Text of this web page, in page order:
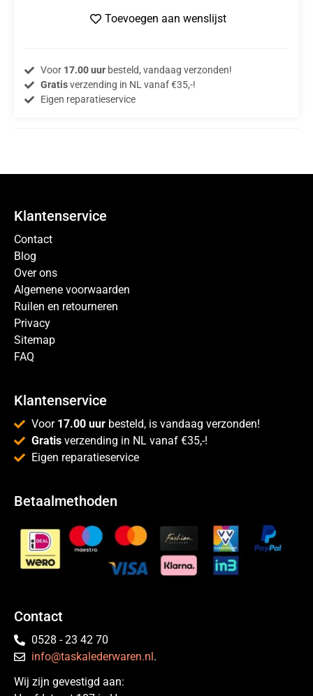
Toevoegen aan wenslijst
Voor 17.00 uurbesteld, vandaag verzonden!
Gratisverzending in NL vanaf €35,-!
Eigen reparatieservice
Klantenservice
Contact
Blog
Over ons
Algemene voorwaarden
Ruilen en retourneren
Privacy
Sitemap
FAQ
Klantenservice
Voor 17.00 uur besteld, is vandaag verzonden!
Gratis verzending in NL vanaf €35,-!
Eigen reparatieservice
Betaalmethoden
Contact
0528 - 23 42 70
info@taskalederwaren.nl .
Wij zijn gevestigd aan: